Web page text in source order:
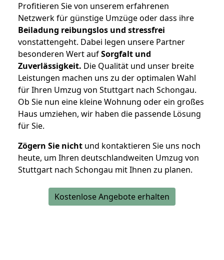
Profitieren Sie von unserem erfahrenen
Netzwerk für günstige Umzüge oder dass ihre
Beiladung reibungslos und stressfrei
vonstattengeht. Dabei legen unsere Partner
besonderen Wert aufSorgfalt und
Zuverlässigkeit. Die Qualität und unser breite
Leistungen machen uns zu der optimalen Wahl
für Ihren Umzug von Stuttgart nach Schongau.
Ob Sie nun eine kleine Wohnung oder ein großes
Haus umziehen, wir haben die passende Lösung
für Sie.
Zögern Sie nicht und kontaktieren Sie uns noch
heute, um Ihren deutschlandweiten Umzug von
Stuttgart nach Schongau mit Ihnen zu planen.
Kostenlose Angebote erhalten